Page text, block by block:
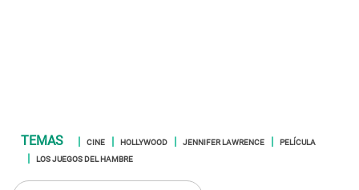
CINE HOLLYWOOD JENNIFER LAWRENCE
PELÍCULA
LOS JUEGOS DEL HAMBRE